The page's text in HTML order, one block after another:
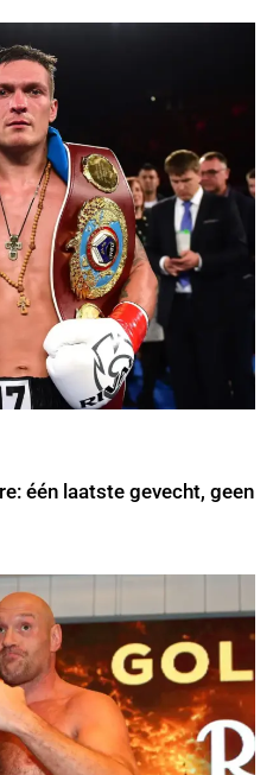
één laatste gevecht, geen